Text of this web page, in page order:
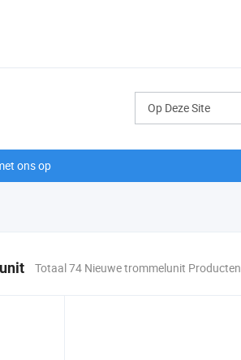
Op Deze Site
ons op
Totaal 74 Nieuwe trommelunit Producten